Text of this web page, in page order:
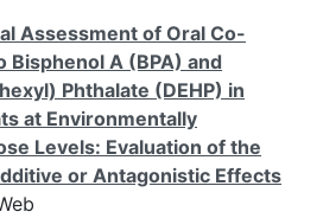
Assessment of Oral Co-
Bisphenol A (BPA) and
Phthalate (DEHP) in
at Environmentally
Levels: Evaluation of the
or Antagonistic Effects